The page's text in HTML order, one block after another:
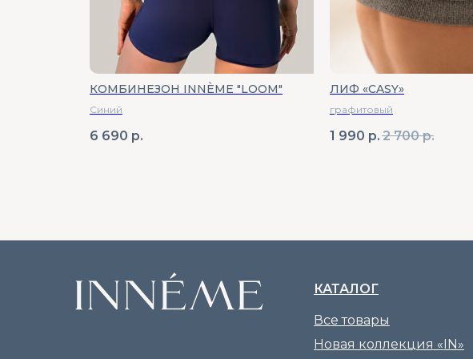
КОМБИНЕЗОН INNÈME "LOOM"
Синий
6 690 р.
ЛИФ «CASY»
графитовый
1 990 р. 2 700 р.
КАТАЛОГ
Все товары
Новая коллекция «IN»